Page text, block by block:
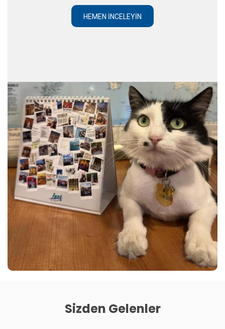
HEMEN İNCELEYIN
Sizden Gelenler